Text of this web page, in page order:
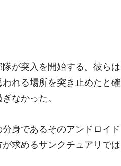
が突入を開始する。彼らは
れる場所を突き止めたと確
なかった。
身であるそのアンドロイド
求めるサンクチュアリでは